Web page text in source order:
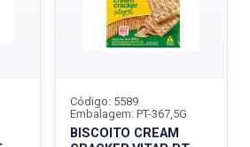
BISCOITO CREAM
Código: 5589
Embalagem: PT-367,5G